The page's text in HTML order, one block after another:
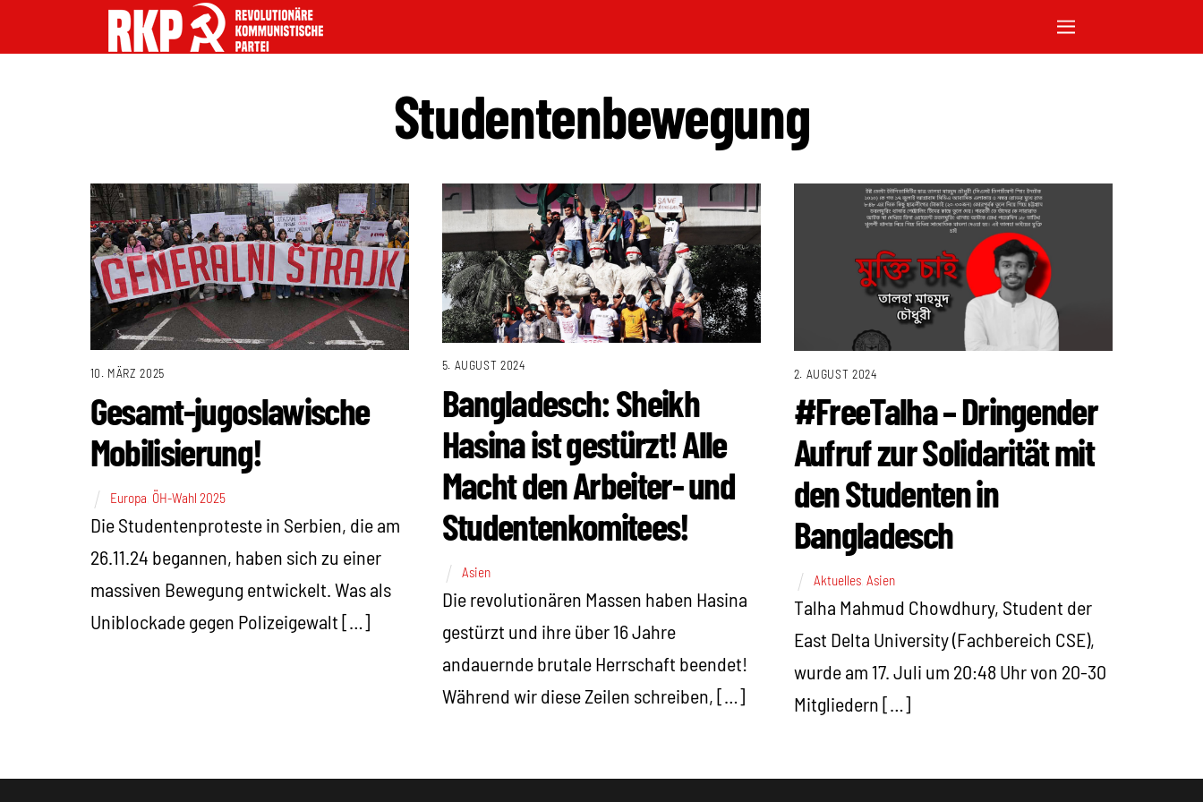
Studentenbewegung
10. MÄRZ 2025
Gesamt-jugoslawische
Mobilisierung!
Europa ÖH-Wahl 2025
Die Studentenproteste in Serbien, die am
26.11.24 begannen, haben sich zu einer
massiven Bewegung entwickelt. Was als
Uniblockade gegen Polizeigewalt […]
5. AUGUST 2024
Bangladesch: Sheikh
Hasina ist gestürzt! Alle
Macht den Arbeiter- und
Studentenkomitees!
Asien
Die revolutionären Massen haben Hasina
gestürzt und ihre über 16 Jahre
andauernde brutale Herrschaft beendet!
Während wir diese Zeilen schreiben, […]
2. AUGUST 2024
#FreeTalha – Dringender
Aufruf zur Solidarität mit
den Studenten in
Bangladesch
Aktuelles, Asien
Talha Mahmud Chowdhury, Student der
East Delta University (Fachbereich CSE),
wurde am 17. Juli um 20:48 Uhr von 20-30
Mitgliedern […]